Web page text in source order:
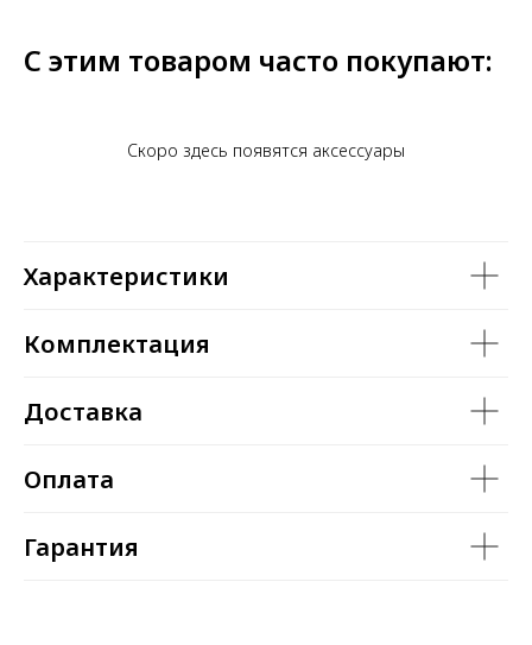
С этим товаром часто покупают:
Скоро здесь появятся аксессуары
Характеристики
Комплектация
Доставка
Оплата
Гарантия